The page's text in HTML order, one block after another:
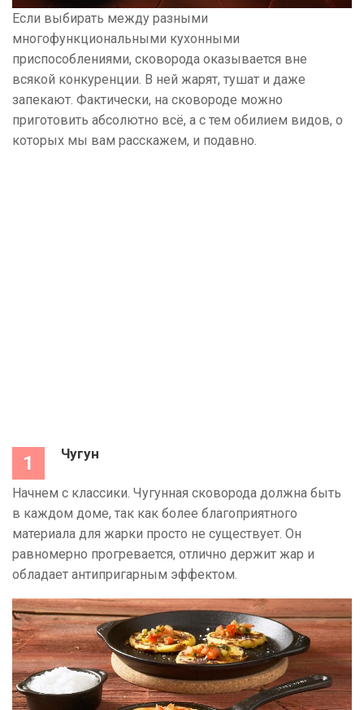
Если выбирать между разными
многофункциональными кухонными
приспособлениями, сковорода оказывается вне
всякой конкуренции. В ней жарят, тушат и даже
запекают. Фактически, на сковороде можно
приготовить абсолютно всё, а с тем обилием видов, о
которых мы вам расскажем, и подавно.
Чугун
Начнем с классики. Чугунная сковорода должна быть
в каждом доме, так как более благоприятного
материала для жарки просто не существует. Он
равномерно прогревается, отлично держит жар и
обладает антипригарным эффектом.